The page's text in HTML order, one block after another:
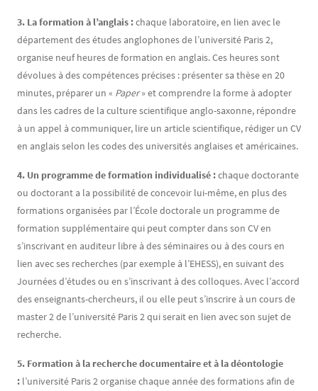
3. La formation à l’anglais :chaque laboratoire, en lien avec le
département des études anglophones de l’université Paris 2,
organise neuf heures de formation en anglais. Ces heures sont
dévolues à des compétences précises : présenter sa thèse en 20
minutes, préparer un « Paper» et comprendre la forme à adopter
dans les cadres de la culture scientifique anglo-saxonne, répondre
à un appel à communiquer, lire un article scientifique, rédiger un CV
en anglais selon les codes des universités anglaises et américaines.
4. Un programme de formation individualisé :chaque doctorante
ou doctorant a la possibilité de concevoir lui-même, en plus des
formations organisées par l’École doctorale un programme de
formation supplémentaire qui peut compter dans son CV en
s’inscrivant en auditeur libre à des séminaires ou à des cours en
lien avec ses recherches (par exemple à l’EHESS), en suivant des
Journées d’études ou en s’inscrivant à des colloques. Avec l’accord
des enseignants-chercheurs, il ou elle peut s’inscrire à un cours de
master 2 de l’université Paris 2 qui serait en lien avec son sujet de
recherche.
5. Formation à la recherche documentaire et à la déontologie
: l’université Paris 2 organise chaque année des formations afin de